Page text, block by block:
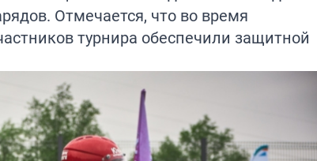
Отмечается, что во время
турнира обеспечили защитной